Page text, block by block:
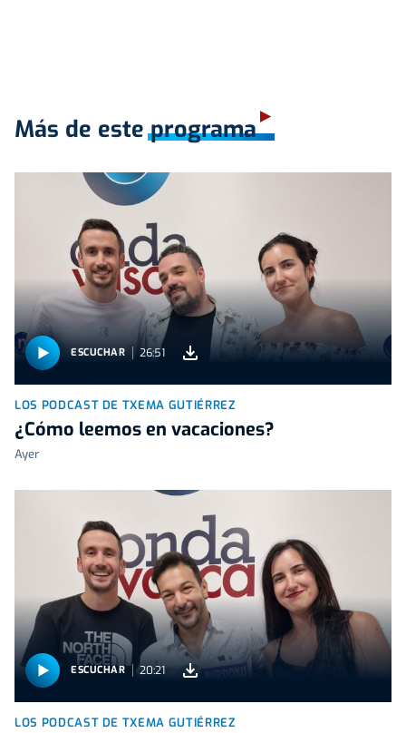
Más de este programa
ESCUCHAR 26:51
LOS PODCAST DE TXEMA GUTIÉRREZ
¿Cómo leemos en vacaciones?
Ayer
ESCUCHAR 20:21
LOS PODCAST DE TXEMA GUTIÉRREZ